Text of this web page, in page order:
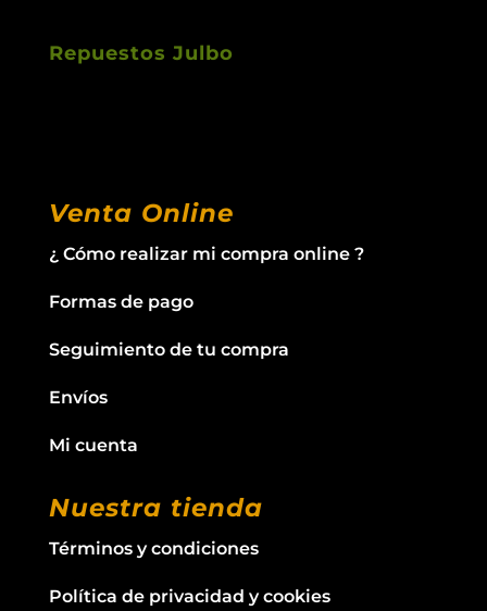
Repuestos Julbo
Venta Online
¿ Cómo realizar mi compra online ?
Formas de pago
Seguimiento de tu compra
Envíos
Mi cuenta
Nuestra tienda
Términos y condiciones
Política de privacidad y cookies